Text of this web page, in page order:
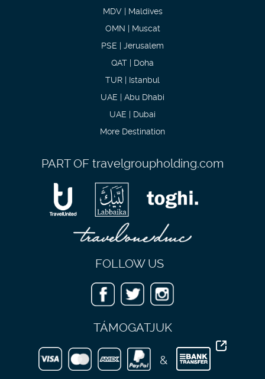
MDV | Maldives
OMN | Muscat
PSE | Jerusalem
QAT | Doha
TUR | Istanbul
UAE | Abu Dhabi
UAE | Dubai
More Destination
PART OFtravelgroupholding.com
FOLLOW US
TÁMOGATJUK
&